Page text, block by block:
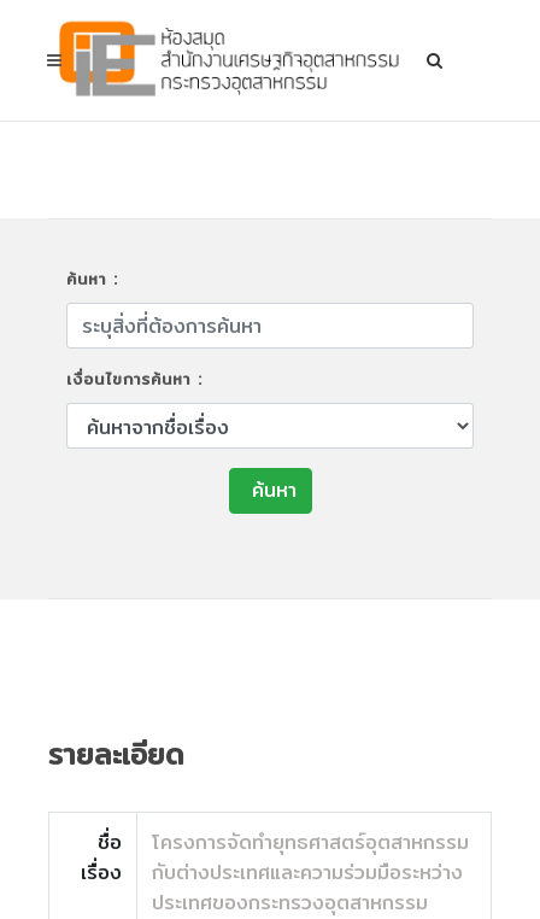
ค้นหา :
เงื่อนไขการค้นหา :
ค้นหา
รายละเอียด
ชื่อ
เรื่อง
โครงการจัดทำยุทธศาสตร์อุตสาหกรรม
กับต่างประเทศและความร่วมมือระหว่าง
ประเทศของกระทรวงอุตสาหกรรม